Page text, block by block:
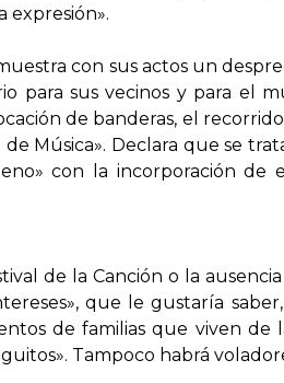
expresión».
con sus actos un
para sus vecinos y para el
de banderas, el
Música». Declara que se
con la incorporación de
de la Canción o la
que le gustaría
de familias que viven de
Tampoco habrá